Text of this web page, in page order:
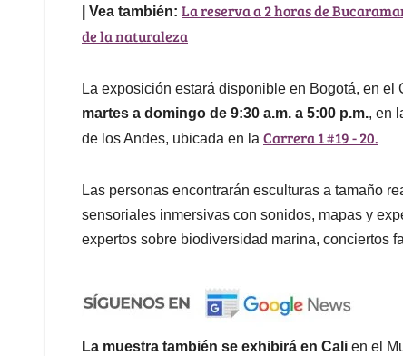
| Vea también: La reserva a 2 horas de
de la naturaleza
La exposición estará disponible en Bogotá, en
martes a domingo de 9:30 a.m. a 5:00 p.m., en
de los Andes, ubicada en la Carrera 1 #19 - 20.
Las personas encontrarán esculturas a tamaño
sensoriales inmersivas con sonidos, mapas y
expertos sobre biodiversidad marina, conciertos
La muestra también se exhibirá en Cali en el